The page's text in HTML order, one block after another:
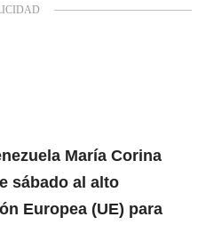
María Corina
sábado al alto
Europea (UE) para